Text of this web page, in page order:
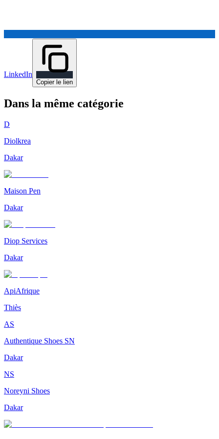
LinkedIn
Copier le lien
Dans la même catégorie
D
Diolkrea
Dakar
Maison Pen
Dakar
Diop Services
Dakar
ApiAfrique
Thiès
AS
Authentique Shoes SN
Dakar
NS
Noreyni Shoes
Dakar